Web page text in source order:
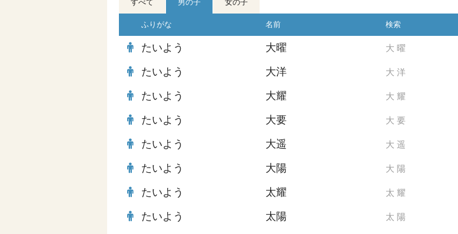
すべて 男の子 女の子
ふりがな 名前 検索
たいよう 大曜 大 曜
たいよう 大洋 大 洋
たいよう 大耀 大 耀
たいよう 大要 大 要
たいよう 大遥 大 遥
たいよう 大陽 大 陽
たいよう 太耀 太 耀
たいよう 太陽 太 陽